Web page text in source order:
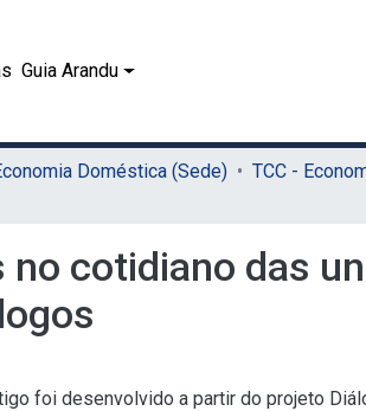
Guia Arandu
Doméstica (Sede)
cotidiano das
foi desenvolvido a partir do projeto